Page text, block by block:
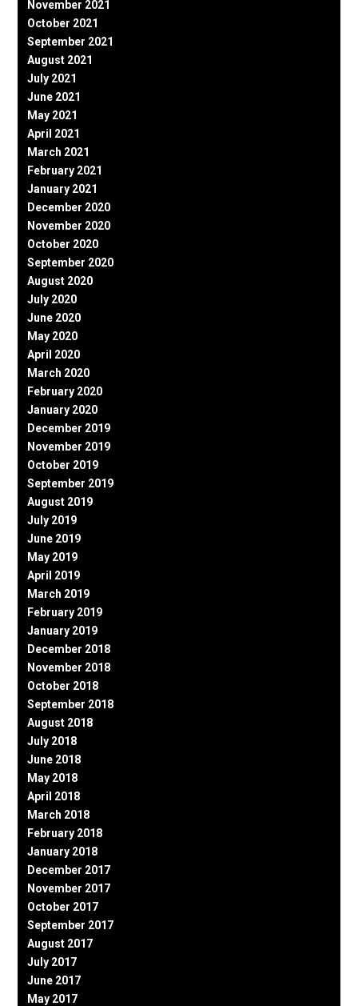
November 2021
October 2021
September 2021
August 2021
July 2021
June 2021
May 2021
April 2021
March 2021
February 2021
January 2021
December 2020
November 2020
October 2020
September 2020
August 2020
July 2020
June 2020
May 2020
April 2020
March 2020
February 2020
January 2020
December 2019
November 2019
October 2019
September 2019
August 2019
July 2019
June 2019
May 2019
April 2019
March 2019
February 2019
January 2019
December 2018
November 2018
October 2018
September 2018
August 2018
July 2018
June 2018
May 2018
April 2018
March 2018
February 2018
January 2018
December 2017
November 2017
October 2017
September 2017
August 2017
July 2017
June 2017
May 2017